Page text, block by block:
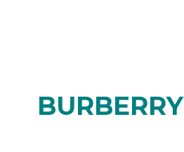
BURBERRY